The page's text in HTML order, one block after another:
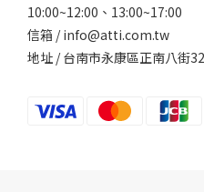
10:00~12:00、 13:00~17:00
信箱 / info@atti.com.tw
地址 / 台南市永康區正南八街